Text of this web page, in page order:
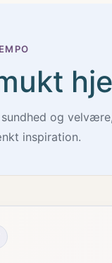
og
inspiration.